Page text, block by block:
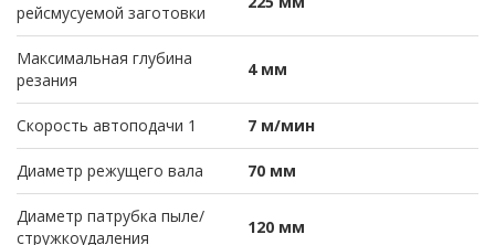
рейсмусуемой заготовки
Максимальная глубина
резания
4 мм
Скорость автоподачи 1 7 м/мин
Диаметр режущего вала 70 мм
Диаметр патрубка пыле/
стружкоудаления
120 мм